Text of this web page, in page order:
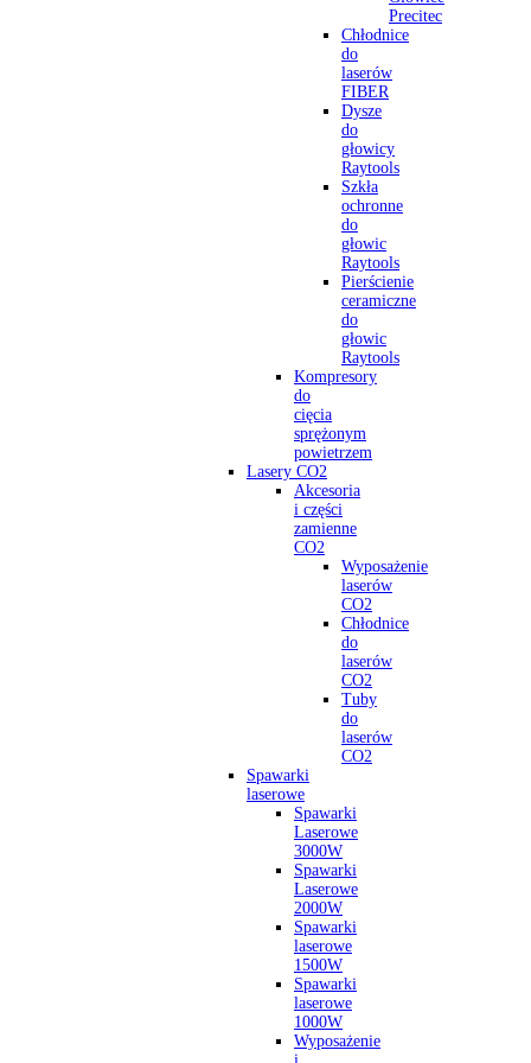
Precitec
Chłodnice
do
laserów
FIBER
Dysze
do
głowicy
Raytools
Szkła
ochronne
do
głowic
Raytools
Pierścienie
ceramiczne
do
głowic
Raytools
Kompresory
do
cięcia
sprężonym
powietrzem
Lasery CO2
Akcesoria
i części
zamienne
CO2
Wyposażenie
laserów
CO2
Chłodnice
do
laserów
CO2
Tuby
do
laserów
CO2
Spawarki
laserowe
Spawarki
Laserowe
3000W
Spawarki
Laserowe
2000W
Spawarki
laserowe
1500W
Spawarki
laserowe
1000W
Wyposażenie